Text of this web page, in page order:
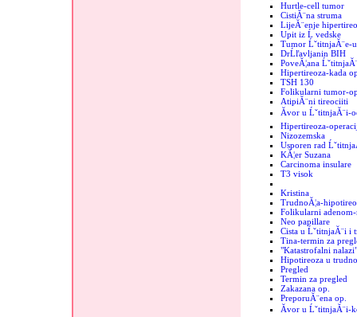
Hurtle-cell tumor
CistiĂ¨na struma
LijeĂ¨enje
Upit iz Ĺ vedske
Tumor ĹˇtitnjaĂ¨e-
DrĹľavljanin BIH
PoveĂ¦ana
Hipertireoza-kada
TSH 130
Folikularni tumor-
AtipiĂ¨ni tireociiti
Ăvor u ĹˇtitnjaĂ¨i-
Hipertireoza-
Nizozemska
Usporen rad
KĂ¦er Suzana
Carcinoma insulare
T3 visok
Kristina
TrudnoĂ¦a-
Folikularni adenom-
Neo papillare
Cista u ĹˇtitnjaĂ¨i i
Tina-termin za
"Katastrofalni
Hipotireoza u
Pregled
Termin za pregled
Zakazana op.
PreporuĂ¨ena op.
Ăvor u ĹˇtitnjaĂ¨i-